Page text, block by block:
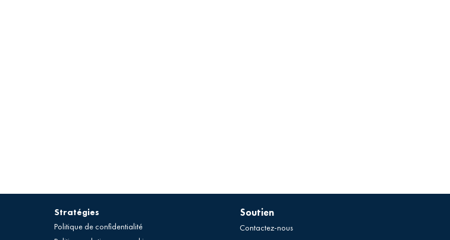
Stratégies
Politique de confidentialité
Soutien
Contactez-nous